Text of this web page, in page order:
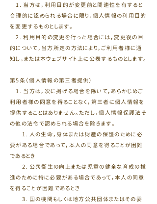
1. 当方は，利用目的が変更前と関連性を有すると
合理的に認められる場合に限り，個人情報の利用目的
を変更するものとします。
2. 利用目的の変更を行った場合には，変更後の目
的について，当方所定の方法により，ご利用者様に通
知し，または本ウェブサイト上に公表するものとします。
第5条（個人情報の第三者提供）
1. 当方は，次に掲げる場合を除いて，あらかじめご
利用者様の同意を得ることなく，第三者に個人情報を
提供することはありません。ただし，個人情報保護法そ
の他の法令で認められる場合を除きます。
1. 人の生命，身体または財産の保護のために必
要がある場合であって，本人の同意を得ることが困難
であるとき
2. 公衆衛生の向上または児童の健全な育成の推
進のために特に必要がある場合であって，本人の同意
を得ることが困難であるとき
3. 国の機関もしくは地方公共団体またはその委